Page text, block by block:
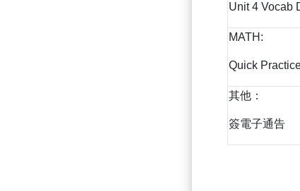
Unit 4 Vocab
MATH:
Quick
其他：
簽電子通告